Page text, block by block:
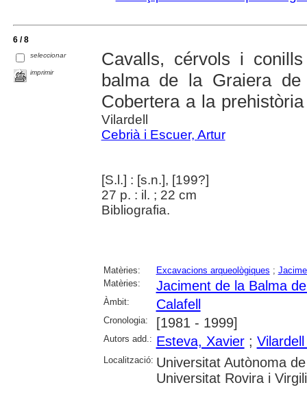
6 / 8
seleccionar
imprimir
Cavalls, cérvols i
balma de la Graiera
Cobertera a la prehistòria
Vilardell
Cebrià i Escuer, Artur
[S.l.] : [s.n.], [199?]
27 p. : il. ; 22 cm
Bibliografia.
Matèries: Excavacions arqueològiques ;
Matèries:
Jaciment de la Balma
Àmbit: Calafell
Cronologia: [1981 - 1999]
Autors add.: Esteva, Xavier;
Localització: Universitat Autònoma
Universitat Rovira i